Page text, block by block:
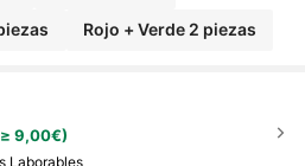
Rojo + Verde 2 piezas
9,00€)
Laborables